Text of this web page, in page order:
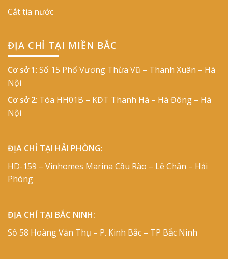
Cắt tia nước
ĐỊA CHỈ TẠI MIỀN BẮC
Cơ sở 1: Số 15 Phố Vương Thừa Vũ – Thanh Xuân – Hà
Nội
Cơ sở 2: Tòa HH01B – KĐT Thanh Hà – Hà Đông – Hà
Nội
ĐỊA CHỈ TẠI HẢI PHÒNG:
HD-159 – Vinhomes Marina Cầu Rào – Lê Chân – Hải
Phòng
ĐỊA CHỈ TẠI BẮC NINH:
Số 58 Hoàng Văn Thụ – P. Kinh Bắc – TP Bắc Ninh